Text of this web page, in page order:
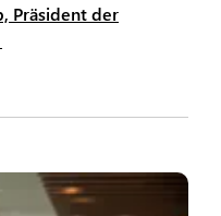
Präsident der